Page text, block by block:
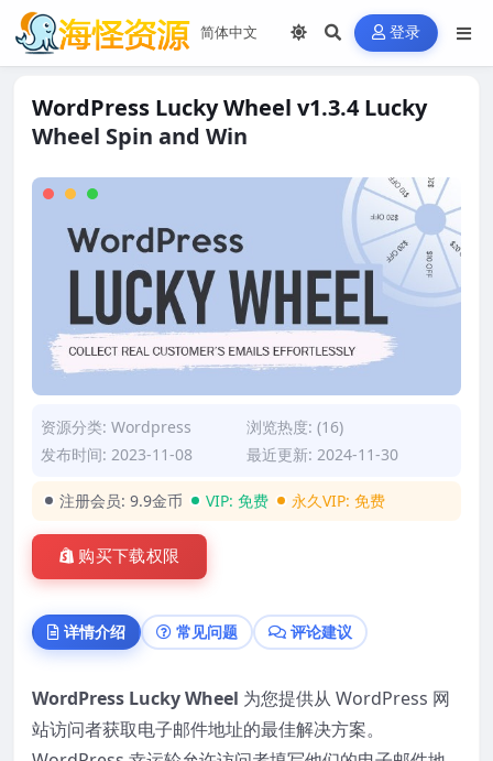
登录
WordPress Lucky Wheel v1.3.4 Lucky
Wheel Spin and Win
资源分类: Wordpress
浏览热度: (16)
发布时间: 2023-11-08
最近更新: 2024-11-30
注册会员: 9.9金币 VIP: 免费 永久VIP: 免费
购买下载权限
详情介绍 常见问题 评论建议
WordPress Lucky Wheel 为您提供从 WordPress 网
站访问者获取电子邮件地址的最佳解决方案。